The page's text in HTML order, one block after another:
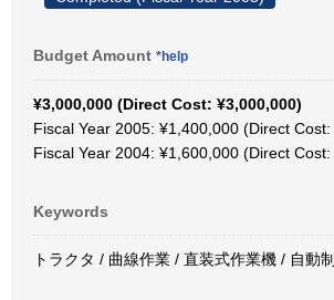
Budget Amount *help
¥3,000,000 (Direct Cost: ¥3,000,000)
Fiscal Year 2005: ¥1,400,000 (Direct
Fiscal Year 2004: ¥1,600,000 (Direct
Keywords
トラクタ / 曲線作業 / 直装式作業機 / 自動